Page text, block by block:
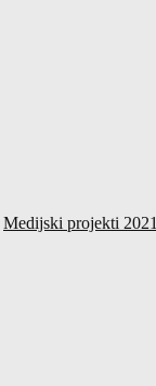
Medijski projekti 2021